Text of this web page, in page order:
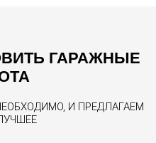
ГАРАЖНЫЕ
И ПРЕДЛАГАЕМ